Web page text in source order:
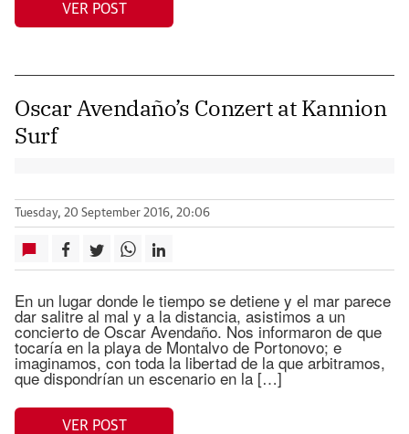
VER POST
Oscar Avendaño’s Conzert at Kannion
Surf
Tuesday, 20 September 2016, 20:06
En un lugar donde le tiempo se detiene y el mar parece
dar salitre al mal y a la distancia, asistimos a un
concierto de Oscar Avendaño. Nos informaron de que
tocaría en la playa de Montalvo de Portonovo; e
imaginamos, con toda la libertad de la que arbitramos,
que dispondrían un escenario en la […]
VER POST